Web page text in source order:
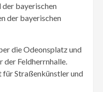
der bayerischen
der bayerischen
die Odeonsplatz und
Feldherrnhalle.
Straßenkünstler und